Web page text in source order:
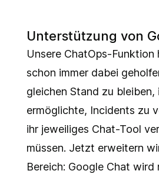
Unterstützung von
Unsere ChatOps-Funktion
schon immer dabei
gleichen Stand zu bleiben,
ermöglichte, Incidents zu
ihr jeweiliges Chat-Tool
müssen. Jetzt erweitern
Bereich: Google Chat wird